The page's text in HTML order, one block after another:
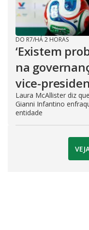
DO R7/HÁ 2 HORAS
‘Existem
na
vice-
Laura McAllister diz
Gianni Infantino
entidade